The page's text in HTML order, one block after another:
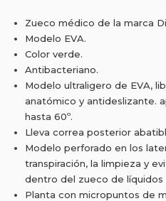
Zueco médico de la marca
Modelo EVA.
Color verde.
Antibacteriano.
Modelo ultraligero de EVA,
anatómico y antideslizante.
hasta 60º.
Lleva correa posterior
Modelo perforado en los
transpiración, la limpieza y
dentro del zueco de líquidos
Planta con micropuntos de